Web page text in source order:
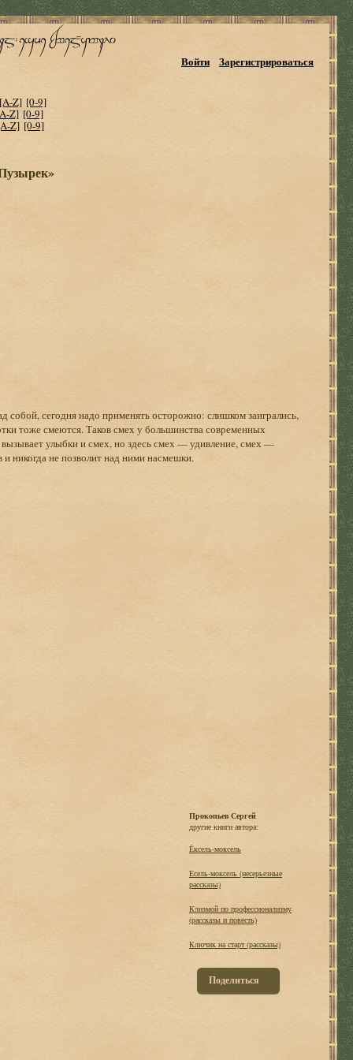
Войти Зарегистрироваться
Z] [0-9]
Z] [0-9]
Z] [0-9]
собой, сегодня надо применять осторожно: слишком заигрались,
тоже смеются. Таков смех у большинства современных
улыбки и смех, но здесь смех — удивление, смех —
никогда не позволит над ними насмешки.
Прокопьев Сергей
другие книги автора:
Ёксель-моксель
Есель-моксель (несерьезные
рассказы)
Клизмой по профессионализму
(рассказы и повесть)
Ключик на старт (рассказы)
Поделиться